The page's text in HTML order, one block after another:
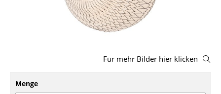
Bänke & Liegen
Schaukelstühle
Für mehr Bilder hier klicken
Menge